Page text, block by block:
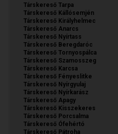
Társkereső Tarpa
Társkereső Kállósemjén
Társkereső Királyhelmec
Társkereső Anarcs
Társkereső Nyírtass
Társkereső Beregdaróc
Társkereső Tornyospálca
Társkereső Szamosszeg
Társkereső Karcsa
Társkereső Fényeslitke
Társkereső Nyírgyulaj
Társkereső Nyírkarász
Társkereső Apagy
Társkereső Kisszekeres
Társkereső Porcsalma
Társkereső Ófehértó
Társkereső Pátroha